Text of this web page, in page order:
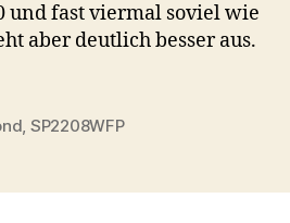
und fast viermal soviel wie
aber deutlich besser aus.
SP2208WFP